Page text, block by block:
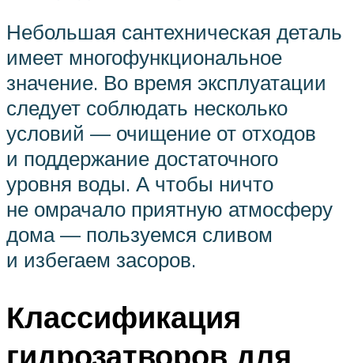
Небольшая сантехническая деталь
имеет многофункциональное
значение. Во время эксплуатации
следует соблюдать несколько
условий — очищение от отходов
и поддержание достаточного
уровня воды. А чтобы ничто
не омрачало приятную атмосферу
дома — пользуемся сливом
и избегаем засоров.
Классификация